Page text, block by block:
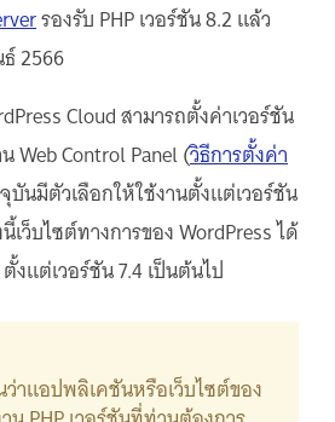
รองรับ PHP เวอร์ชัน 8.2 แล้ว
2566
Cloud สามารถตั้งค่าเวอร์ชัน
Web Control Panel (วิธีการตั้งค่า
บันมีตัวเลือกให้ใช้งานตั้งแต่เวอร์ชัน
เว็บไซต์ทางการของ WordPress ได้
งแต่เวอร์ชัน 7.4 เป็นต้นไป
าแอปพลิเคชันหรือเว็บไซต์ของ